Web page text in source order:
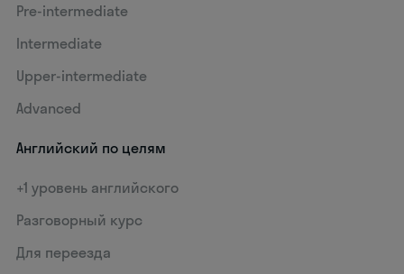
Pre-intermediate
Intermediate
Upper-intermediate
Advanced
Английский по целям
+1 уровень английского
Разговорный курс
Для переезда